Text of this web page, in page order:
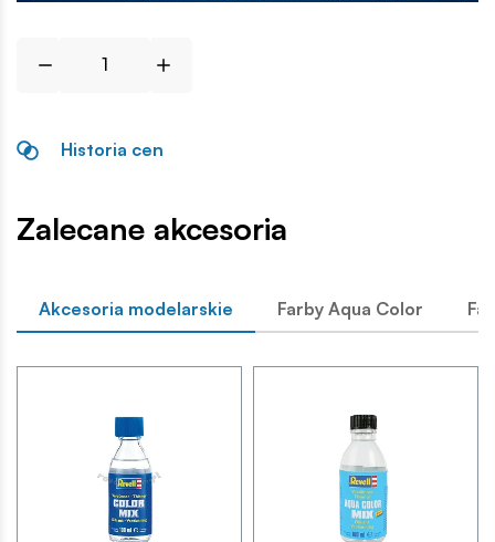
Historia cen
Zalecane akcesoria
Akcesoria modelarskie Farby Aqua Color